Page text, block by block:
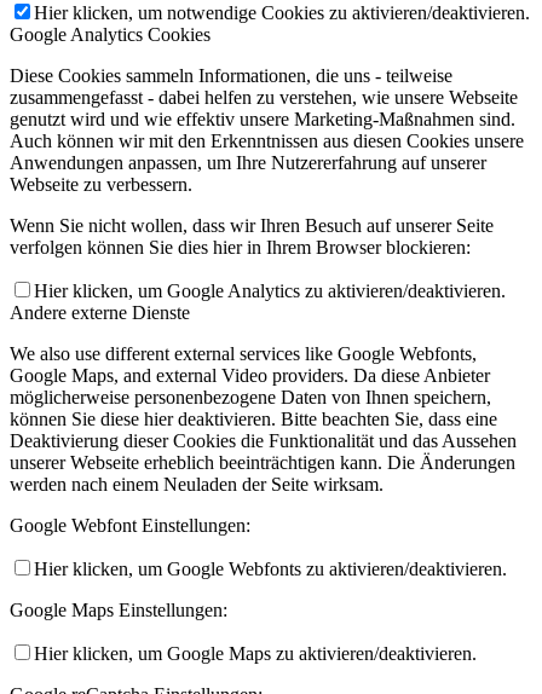
Hier klicken, um notwendige Cookies zu aktivieren/deaktivieren.
Google Analytics Cookies
Diese Cookies sammeln Informationen, die uns - teilweise
zusammengefasst - dabei helfen zu verstehen, wie unsere Webseite
genutzt wird und wie effektiv unsere Marketing-Maßnahmen sind.
Auch können wir mit den Erkenntnissen aus diesen Cookies unsere
Anwendungen anpassen, um Ihre Nutzererfahrung auf unserer
Webseite zu verbessern.
Wenn Sie nicht wollen, dass wir Ihren Besuch auf unserer Seite
verfolgen können Sie dies hier in Ihrem Browser blockieren:
Hier klicken, um Google Analytics zu aktivieren/deaktivieren.
Andere externe Dienste
We also use different external services like Google Webfonts,
Google Maps, and external Video providers. Da diese Anbieter
möglicherweise personenbezogene Daten von Ihnen speichern,
können Sie diese hier deaktivieren. Bitte beachten Sie, dass eine
Deaktivierung dieser Cookies die Funktionalität und das Aussehen
unserer Webseite erheblich beeinträchtigen kann. Die Änderungen
werden nach einem Neuladen der Seite wirksam.
Google Webfont Einstellungen:
Hier klicken, um Google Webfonts zu aktivieren/deaktivieren.
Google Maps Einstellungen:
Hier klicken, um Google Maps zu aktivieren/deaktivieren.